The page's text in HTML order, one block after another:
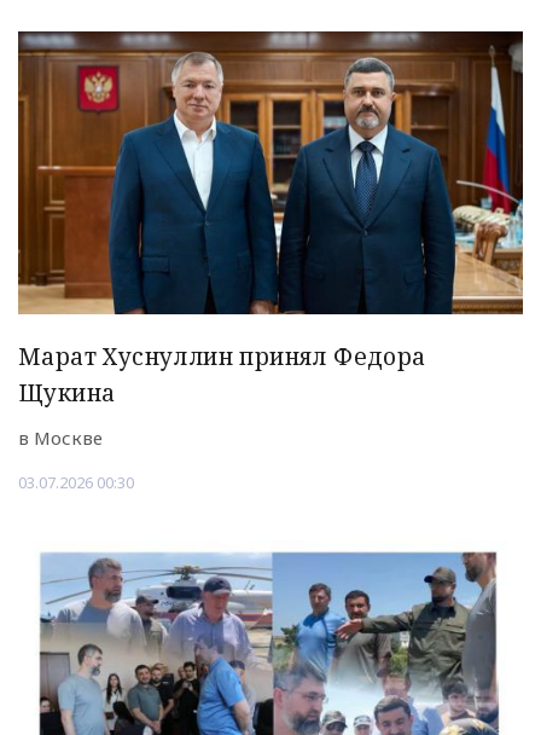
Марат Хуснуллин принял Федора
Щукина
в Москве
03.07.2026 00:30